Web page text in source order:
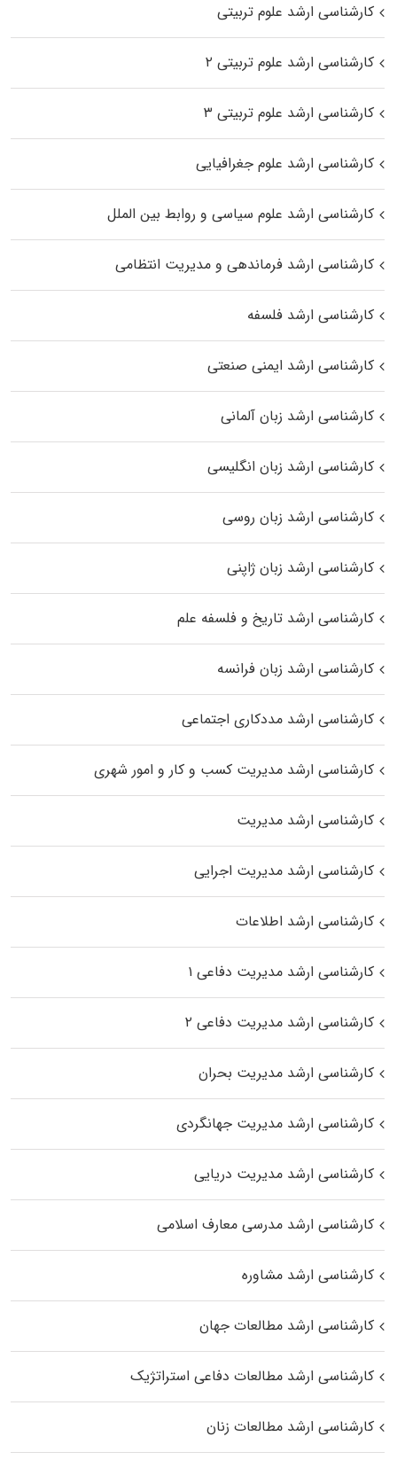
کارشناسی ارشد علوم تربیتی
کارشناسی ارشد علوم تربیتی ۲
کارشناسی ارشد علوم تربیتی ۳
کارشناسی ارشد علوم جغرافیایی
کارشناسی ارشد علوم سیاسی و روابط بین الملل
کارشناسی ارشد فرماندهی و مدیریت انتظامی
کارشناسی ارشد فلسفه
کارشناسی ارشد ایمنی صنعتی
کارشناسی ارشد زبان آلمانی
کارشناسی ارشد زبان انگلیسی
کارشناسی ارشد زبان روسی
کارشناسی ارشد زبان ژاپنی
کارشناسی ارشد تاریخ و فلسفه علم
کارشناسی ارشد زبان فرانسه
کارشناسی ارشد مددکاری اجتماعی
کارشناسی ارشد مدیریت کسب و کار و امور شهری
کارشناسی ارشد مدیریت
کارشناسی ارشد مدیریت اجرایی
کارشناسی ارشد اطلاعات
کارشناسی ارشد مدیریت دفاعی ۱
کارشناسی ارشد مدیریت دفاعی ۲
کارشناسی ارشد مدیریت بحران
کارشناسی ارشد مدیریت جهانگردی
کارشناسی ارشد مدیریت دریایی
کارشناسی ارشد مدرسی معارف اسلامی
کارشناسی ارشد مشاوره
کارشناسی ارشد مطالعات جهان
کارشناسی ارشد مطالعات دفاعی استراتژیک
کارشناسی ارشد مطالعات زنان